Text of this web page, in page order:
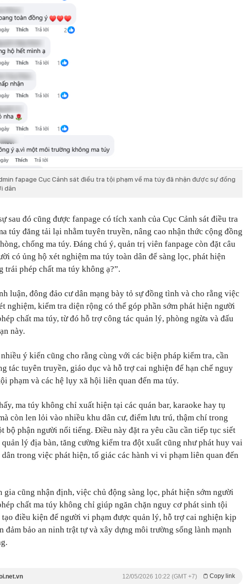
fapage Cục Cảnh sát điều tra tội phạm về ma túy đã nhận được sự đồng
dân
sau đó cũng được fanpage có tích xanh của Cục Cảnh sát điều tra
túy đăng tải lại nhằm tuyên truyền, nâng cao nhận thức cộng đồng
chống ma túy. Đáng chú ý, quản trị viên fanpage còn đặt câu
có ủng hộ xét nghiệm ma túy toàn dân để sàng lọc, phát hiện
trái phép chất ma túy không ạ?”.
luận, đông đảo cư dân mạng bày tỏ sự đồng tình và cho rằng việc
nghiệm, kiểm tra diện rộng có thể góp phần sớm phát hiện người
chất ma túy, từ đó hỗ trợ công tác quản lý, phòng ngừa và đấu
này.
ý kiến cũng cho rằng cùng với các biện pháp kiểm tra, cần
tác tuyên truyền, giáo dục và hỗ trợ cai nghiện để hạn chế nguy
phạm và các hệ lụy xã hội liên quan đến ma túy.
ma túy không chỉ xuất hiện tại các quán bar, karaoke hay tụ
còn len lỏi vào nhiều khu dân cư, điểm lưu trú, thậm chí trong
bộ phận người nổi tiếng. Điều này đặt ra yêu cầu cần tiếp tục siết
quản lý địa bàn, tăng cường kiểm tra đột xuất cũng như phát huy vai
trong việc phát hiện, tố giác các hành vi vi phạm liên quan đến
gia cũng nhận định, việc chủ động sàng lọc, phát hiện sớm người
chất ma túy không chỉ giúp ngăn chặn nguy cơ phát sinh tội
tạo điều kiện để người vi phạm được quản lý, hỗ trợ cai nghiện kịp
đảm bảo an ninh trật tự và xây dựng môi trường sống lành mạnh
Copy link
12/05/2026 10:22 (GMT +7)